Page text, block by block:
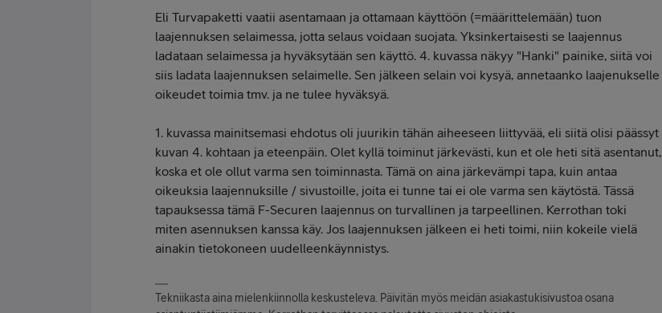
Eli Turvapaketti vaatii asentamaan ja ottamaan käyttöön (=määrittelemään) tuon
laajennuksen selaimessa, jotta selaus voidaan suojata. Yksinkertaisesti se laajennus
ladataan selaimessa ja hyväksytään sen käyttö. 4. kuvassa näkyy "Hanki" painike, siitä voi
siis ladata laajennuksen selaimelle. Sen jälkeen selain voi kysyä, annetaanko laajenukselle
oikeudet toimia tmv. ja ne tulee hyväksyä.
1. kuvassa mainitsemasi ehdotus oli juurikin tähän aiheeseen liittyvää, eli siitä olisi päässyt
kuvan 4. kohtaan ja eteenpäin. Olet kyllä toiminut järkevästi, kun et ole heti sitä asentanut,
koska et ole ollut varma sen toiminnasta. Tämä on aina järkevämpi tapa, kuin antaa
oikeuksia laajennuksille / sivustoille, joita ei tunne tai ei ole varma sen käytöstä. Tässä
tapauksessa tämä F-Securen laajennus on turvallinen ja tarpeellinen. Kerrothan toki
miten asennuksen kanssa käy. Jos laajennuksen jälkeen ei heti toimi, niin kokeile vielä
ainakin tietokoneen uudelleenkäynnistys.
Tekniikasta aina mielenkiinnolla keskusteleva. Päivitän myös meidän asiakastukisivustoa osana